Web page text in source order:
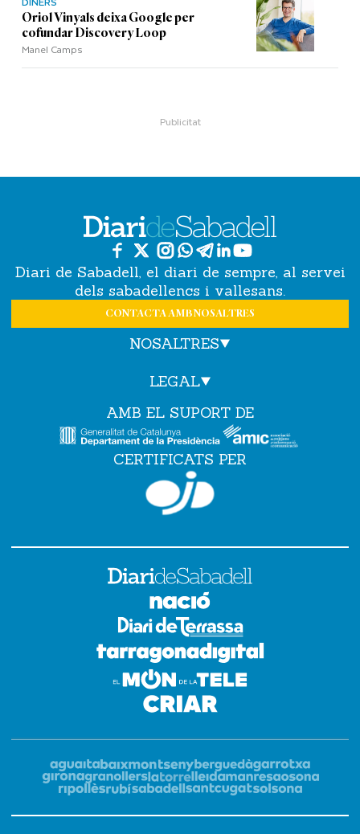
Oriol Vinyals deixa Google per
cofundar Discovery Loop
Manel Camps
Diari de Sabadell, el diari de sempre, al servei
dels sabadellencs i vallesans.
CONTACTA AMB NOSALTRES
NOSALTRES
LEGAL
AMB EL SUPORT DE
CERTIFICATS PER